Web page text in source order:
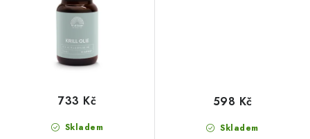
Skladem
733 Kč
Skladem
598 Kč